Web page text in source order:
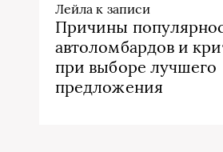
Лейла к записи
Причины
автоломбардов и
при выборе лучшего
предложения